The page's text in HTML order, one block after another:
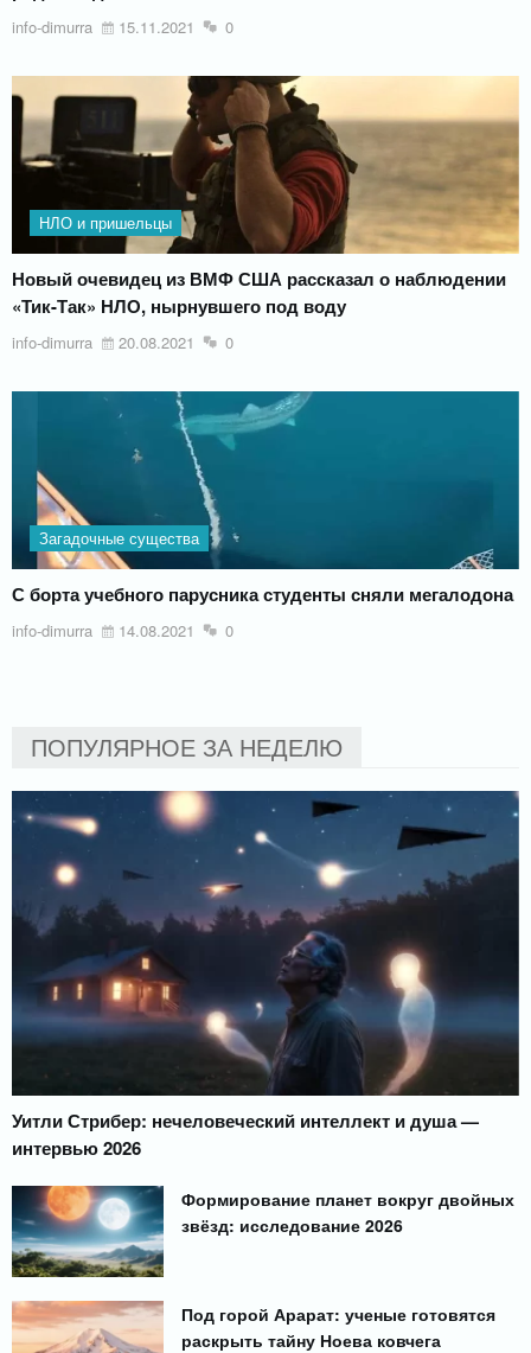
info-dimurra 15.11.2021 0
НЛО и пришельцы
Новый очевидец из ВМФ США рассказал о наблюдении
«Тик-Так» НЛО, нырнувшего под воду
info-dimurra 20.08.2021 0
Загадочные существа
С борта учебного парусника студенты сняли мегалодона
info-dimurra 14.08.2021 0
ПОПУЛЯРНОЕ ЗА НЕДЕЛЮ
Уитли Стрибер: нечеловеческий интеллект и душа —
интервью 2026
Формирование планет вокруг двойных
звёзд: исследование 2026
Под горой Арарат: ученые готовятся
раскрыть тайну Ноева ковчега